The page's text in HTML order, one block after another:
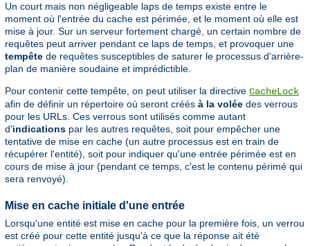
Un court mais non négligeable laps de temps existe entre le
moment où l'entrée du cache est périmée, et le moment où elle est
mise à jour. Sur un serveur fortement chargé, un certain nombre de
requêtes peut arriver pendant ce laps de temps, et provoquer une
tempête de requêtes susceptibles de saturer le processus d'arrière-
plan de manière soudaine et imprédictible.
Pour contenir cette tempête, on peut utiliser la directive CacheLock
afin de définir un répertoire où seront créés à la volée des verrous
pour les URLs. Ces verrous sont utilisés comme autant
d'indications par les autres requêtes, soit pour empêcher une
tentative de mise en cache (un autre processus est en train de
récupérer l'entité), soit pour indiquer qu'une entrée périmée est en
cours de mise à jour (pendant ce temps, c'est le contenu périmé qui
sera renvoyé).
Mise en cache initiale d'une entrée
Lorsqu'une entité est mise en cache pour la première fois, un verrou
est créé pour cette entité jusqu'à ce que la réponse ait été